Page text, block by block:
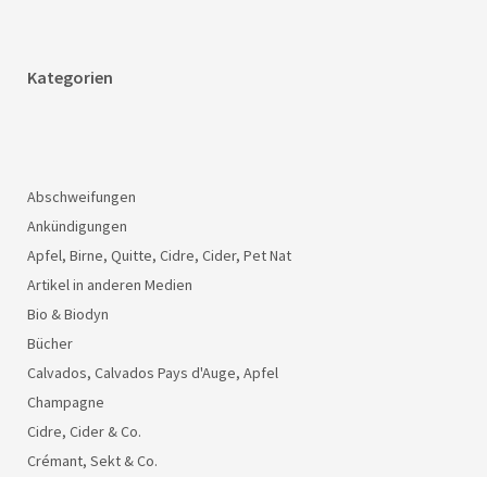
Kategorien
Abschweifungen
Ankündigungen
Apfel, Birne, Quitte, Cidre, Cider, Pet Nat
Artikel in anderen Medien
Bio & Biodyn
Bücher
Calvados, Calvados Pays d'Auge, Apfel
Champagne
Cidre, Cider & Co.
Crémant, Sekt & Co.